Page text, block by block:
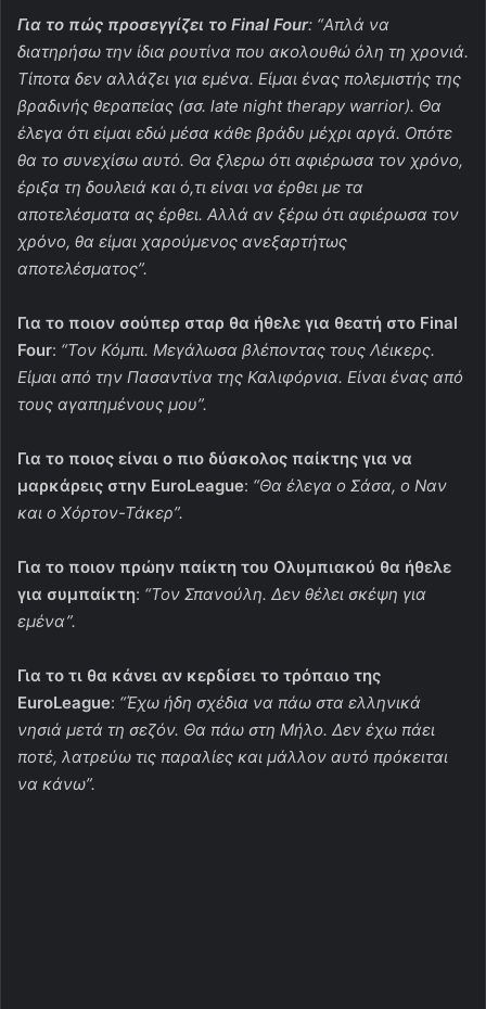
Για το πώς προσεγγίζει το Final Four: “Απλά να
διατηρήσω την ίδια ρουτίνα που ακολουθώ όλη τη χρονιά.
Τίποτα δεν αλλάζει για εμένα. Είμαι ένας πολεμιστής της
βραδινής θεραπείας (σσ. late night therapy warrior). Θα
έλεγα ότι είμαι εδώ μέσα κάθε βράδυ μέχρι αργά. Οπότε
θα το συνεχίσω αυτό. Θα ξλερω ότι αφιέρωσα τον χρόνο,
έριξα τη δουλειά και ό,τι είναι να έρθει με τα
αποτελέσματα ας έρθει. Αλλά αν ξέρω ότι αφιέρωσα τον
χρόνο, θα είμαι χαρούμενος ανεξαρτήτως
αποτελέσματος”.
Για το ποιον σούπερ σταρ θα ήθελε για θεατή στο Final
Four: “Τον Κόμπι. Μεγάλωσα βλέποντας τους Λέικερς.
Είμαι από την Πασαντίνα της Καλιφόρνια. Είναι ένας από
τους αγαπημένους μου”.
Για το ποιος είναι ο πιο δύσκολος παίκτης για να
μαρκάρεις στην EuroLeague: “Θα έλεγα ο Σάσα, ο Ναν
και ο Χόρτον-Τάκερ”.
Για το ποιον πρώην παίκτη του Ολυμπιακού θα ήθελε
για συμπαίκτη: “Τον Σπανούλη. Δεν θέλει σκέψη για
εμένα”.
Για το τι θα κάνει αν κερδίσει το τρόπαιο της
EuroLeague: “Έχω ήδη σχέδια να πάω στα ελληνικά
νησιά μετά τη σεζόν. Θα πάω στη Μήλο. Δεν έχω πάει
ποτέ, λατρεύω τις παραλίες και μάλλον αυτό πρόκειται
να κάνω”.